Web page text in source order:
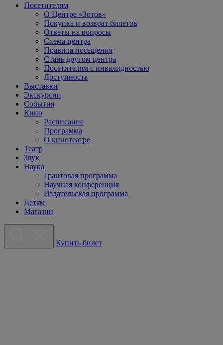
Посетителям
О Центре «Зотов»
Покупка и возврат билетов
Ответы на вопросы
Схема центра
Правила посещения
Стань другом центра
Посетителям с инвалидностью
Доступность
Выставки
Экскурсии
События
Кино
Расписание
Программа
О кинотеатре
Театр
Звук
Наука
Грантовая программа
Научная конференция
Издательская программа
Детям
Магазин
Купить билет